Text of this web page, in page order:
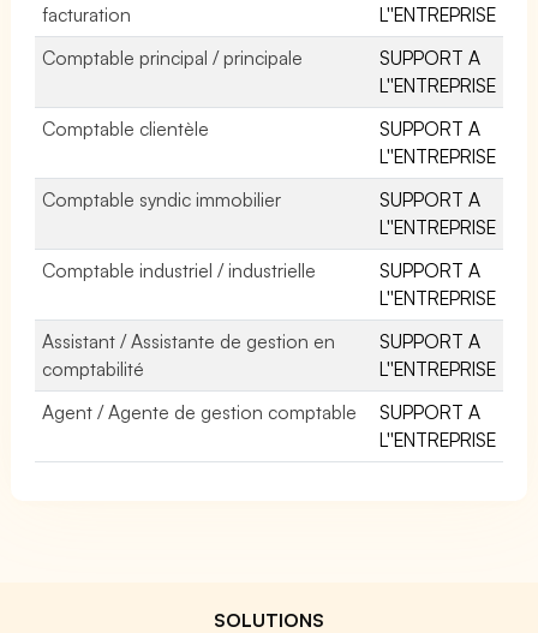
facturation
L''ENTREPRISE
Comptable principal / principale
SUPPORT A
L''ENTREPRISE
Comptable clientèle
SUPPORT A
L''ENTREPRISE
Comptable syndic immobilier
SUPPORT A
L''ENTREPRISE
Comptable industriel / industrielle
SUPPORT A
L''ENTREPRISE
Assistant / Assistante de gestion en
comptabilité
SUPPORT A
L''ENTREPRISE
Agent / Agente de gestion comptable
SUPPORT A
L''ENTREPRISE
SOLUTIONS